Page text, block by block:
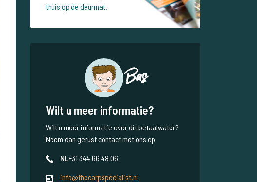
thuis op de deurmat.
Bas
Wilt u meer informatie?
Wilt u meer informatie over dit betaalwater?
Neem dan gerust contact met ons op
NL+31 344 66 48 06
info@thecarpspecialist.nl